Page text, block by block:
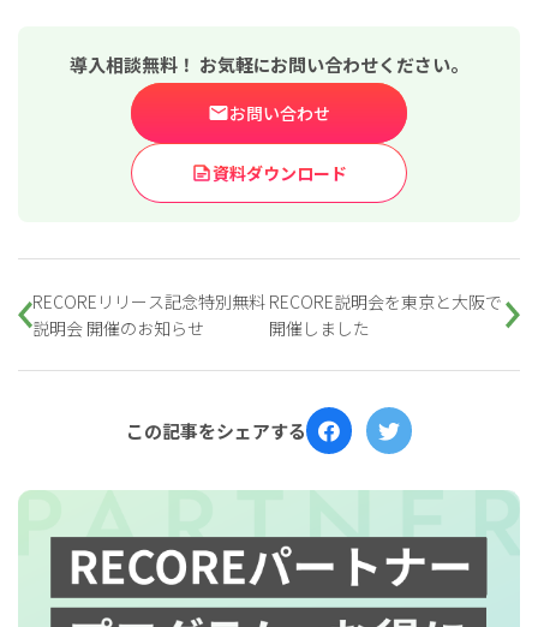
導入相談無料！ お気軽にお問い合わせください。
お問い合わせ
資料ダウンロード
RECOREリリース記念特別無料
説明会 開催のお知らせ
RECORE説明会を東京と大阪で
開催しました
この記事をシェアする